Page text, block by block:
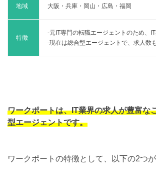
地域
大阪・兵庫・岡山・広島・福岡
特徴
-元IT専門の転職エージェントのため、
-現在は総合型エージェントで、求人数
ワークポートは、IT業界の求人が豊富な
型エージェントです。
ワークポートの特徴として、以下の2つが